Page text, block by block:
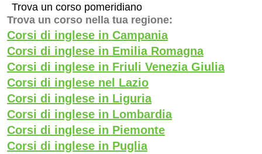
Trova un corso pomeridiano
Trova un corso nella tua regione:
Corsi di inglese in Campania
Corsi di inglese in Emilia Romagna
Corsi di inglese in Friuli Venezia Giulia
Corsi di inglese nel Lazio
Corsi di inglese in Liguria
Corsi di inglese in Lombardia
Corsi di inglese in Piemonte
Corsi di inglese in Puglia